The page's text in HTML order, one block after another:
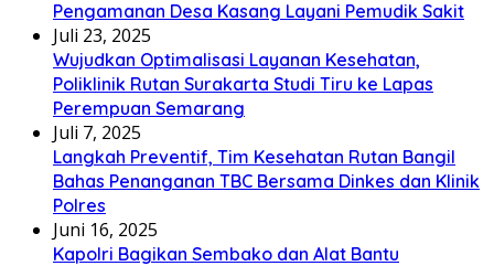
Pengamanan Desa Kasang Layani Pemudik Sakit
Juli 23, 2025
Wujudkan Optimalisasi Layanan Kesehatan,
Poliklinik Rutan Surakarta Studi Tiru ke Lapas
Perempuan Semarang
Juli 7, 2025
Langkah Preventif, Tim Kesehatan Rutan Bangil
Bahas Penanganan TBC Bersama Dinkes dan Klinik
Polres
Juni 16, 2025
Kapolri Bagikan Sembako dan Alat Bantu